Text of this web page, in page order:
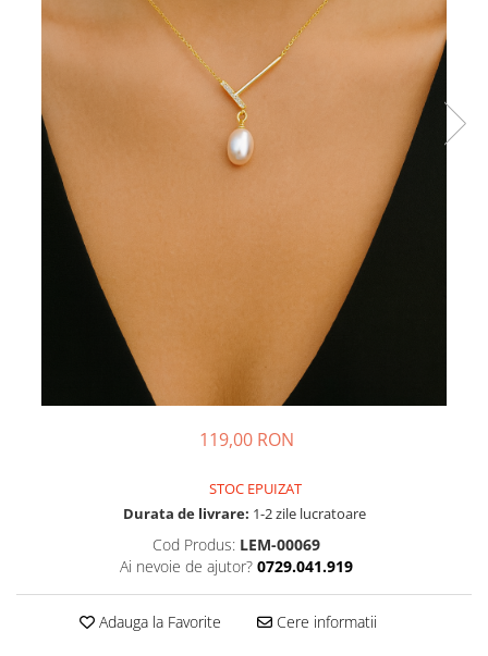
119,00 RON
STOC EPUIZAT
Durata de livrare: 1-2 zile lucratoare
Cod Produs: LEM-00069
Ai nevoie de ajutor? 0729.041.919
Adauga la Favorite Cere informatii